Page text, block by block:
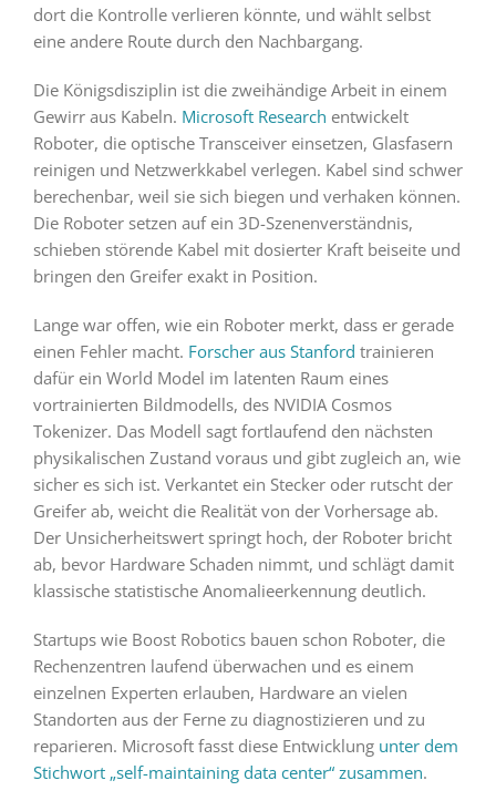
dort die Kontrolle verlieren könnte, und wählt selbst
eine andere Route durch den Nachbargang.
Die Königsdisziplin ist die zweihändige Arbeit in einem
Gewirr aus Kabeln. Microsoft Research entwickelt
Roboter, die optische Transceiver einsetzen, Glasfasern
reinigen und Netzwerkkabel verlegen. Kabel sind schwer
berechenbar, weil sie sich biegen und verhaken können.
Die Roboter setzen auf ein 3D-Szenenverständnis,
schieben störende Kabel mit dosierter Kraft beiseite und
bringen den Greifer exakt in Position.
Lange war offen, wie ein Roboter merkt, dass er gerade
einen Fehler macht. Forscher aus Stanford trainieren
dafür ein World Model im latenten Raum eines
vortrainierten Bildmodells, des NVIDIA Cosmos
Tokenizer. Das Modell sagt fortlaufend den nächsten
physikalischen Zustand voraus und gibt zugleich an, wie
sicher es sich ist. Verkantet ein Stecker oder rutscht der
Greifer ab, weicht die Realität von der Vorhersage ab.
Der Unsicherheitswert springt hoch, der Roboter bricht
ab, bevor Hardware Schaden nimmt, und schlägt damit
klassische statistische Anomalieerkennung deutlich.
Startups wie Boost Robotics bauen schon Roboter, die
Rechenzentren laufend überwachen und es einem
einzelnen Experten erlauben, Hardware an vielen
Standorten aus der Ferne zu diagnostizieren und zu
reparieren. Microsoft fasst diese Entwicklung unter dem
Stichwort „self-maintaining data center“ zusammen.